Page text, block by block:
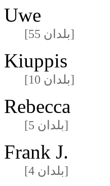
Uwe
[55 بلدان]
Kiuppis
[10 بلدان]
Rebecca
[5 بلدان]
Frank J.
[4 بلدان]